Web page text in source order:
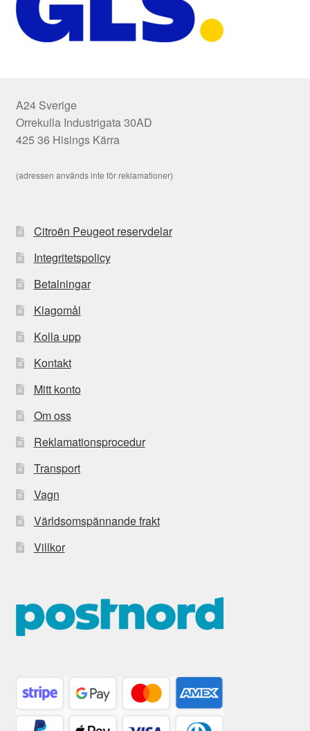
A24 Sverige
Orrekulla Industrigata 30AD
425 36 Hisings Kärra
(adressen används inte för reklamationer)
Citroën Peugeot reservdelar
Integritetspolicy
Betalningar
Klagomål
Kolla upp
Kontakt
Mitt konto
Om oss
Reklamationsprocedur
Transport
Vagn
Världsomspännande frakt
Villkor